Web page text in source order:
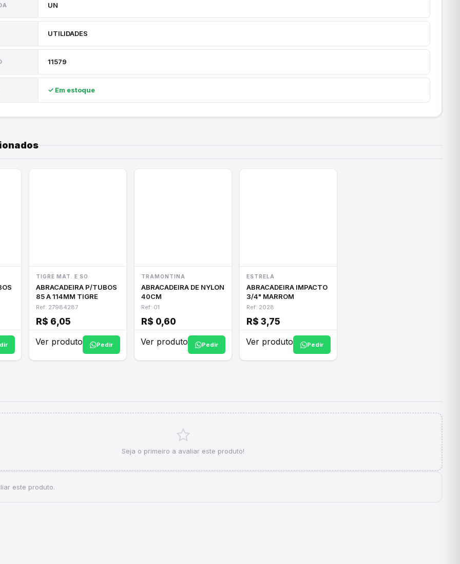
UN
UTILIDADES
11579
✓ Em estoque
TIGRE MAT. E SO
ABRACADEIRA P/TUBOS
85 A 114MM TIGRE
Ref: 27984287
R$ 6,05
Ver produto
Pedir
TRAMONTINA
ABRACADEIRA DE NYLON
40CM
Ref: 01
R$ 0,60
Ver produto
Pedir
ESTRELA
ABRACADEIRA IMPACTO
3/4" MARROM
Ref: 2028
R$ 3,75
Ver produto
Pedir
Seja o primeiro a avaliar este produto!
este produto.